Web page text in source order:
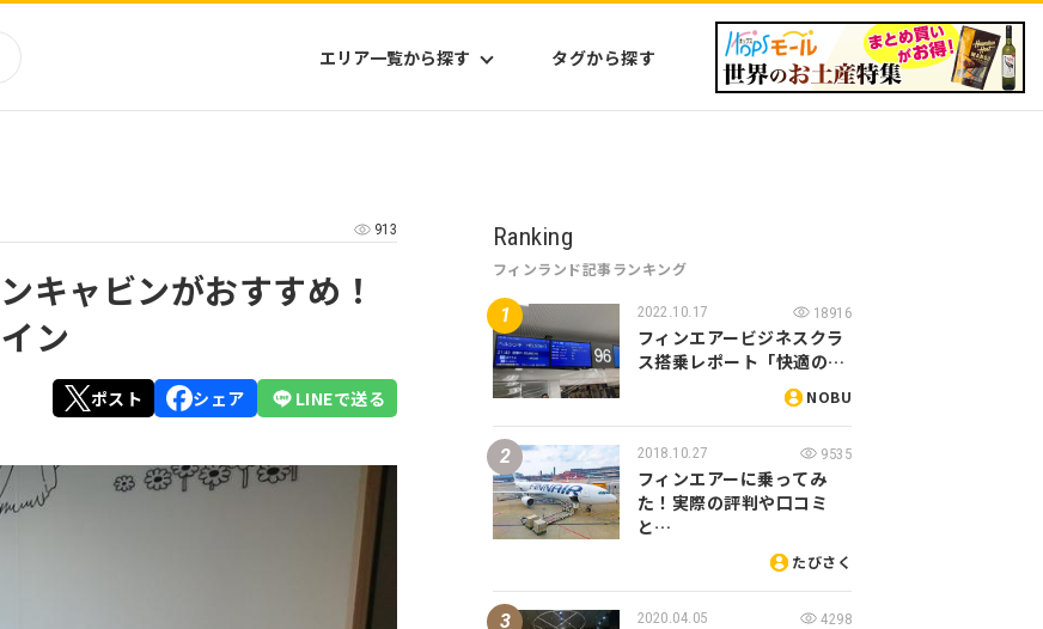
エリア一覧から探す タグから探す
四国
九州
沖縄
アジア
北米
中南米
ハワイ
ミクロネシア
オセアニア
913
キャビンがおすすめ！
ン
ポスト シェア LINEで送る
Ranking
フィンランド記事ランキング
2022.10.17 18916
フィンエアービジネスクラ
ス搭乗レポート「快適の…
NOBU
2018.10.27 9535
フィンエアーに乗ってみ
た！実際の評判や口コミ
と…
たびさく
2020.04.05 4298